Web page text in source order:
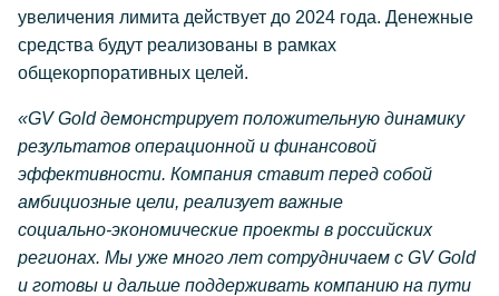
увеличения лимита действует до 2024 года. Денежные
средства будут реализованы в рамках
общекорпоративных целей.
«GV Gold демонстрирует положительную динамику
результатов операционной и финансовой
эффективности. Компания ставит перед собой
амбициозные цели, реализует важные
социально-экономические проекты в российских
регионах. Мы уже много лет сотрудничаем с GV Gold
и готовы и дальше поддерживать компанию на пути